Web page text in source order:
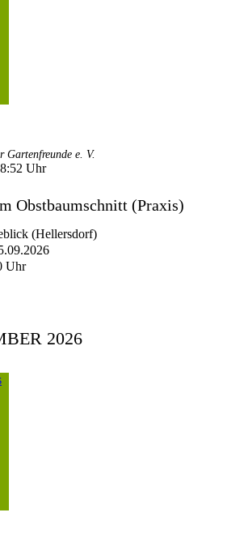
Gartenfreunde e. V.
Uhr
Obstbaumschnitt (Praxis)
(Hellersdorf)
Uhr
2026